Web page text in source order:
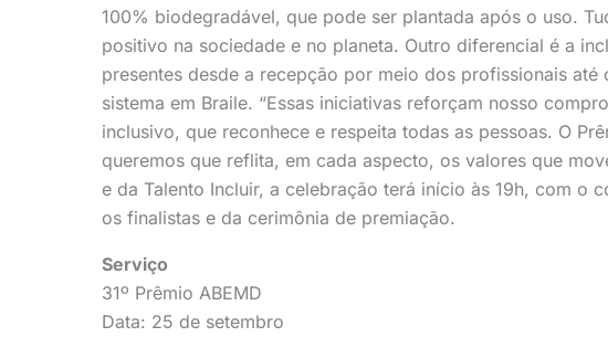
100% biodegradável, que pode ser plantada após o uso.
positivo na sociedade e no planeta. Outro diferencial é a
presentes desde a recepção por meio dos profissionais
sistema em Braile. “Essas iniciativas reforçam nosso
inclusivo, que reconhece e respeita todas as pessoas. O
queremos que reflita, em cada aspecto, os valores que
e da Talento Incluir, a celebração terá início às 19h, com o
os finalistas e da cerimônia de premiação.
Serviço
31º Prêmio ABEMD
Data: 25 de setembro